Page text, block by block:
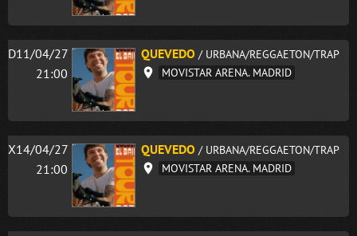
D11/04/27
21:00
QUEVEDO / URBANA/REGGAETON/TRAP
MOVISTAR ARENA. MADRID
X14/04/27
21:00
QUEVEDO / URBANA/REGGAETON/TRAP
MOVISTAR ARENA. MADRID